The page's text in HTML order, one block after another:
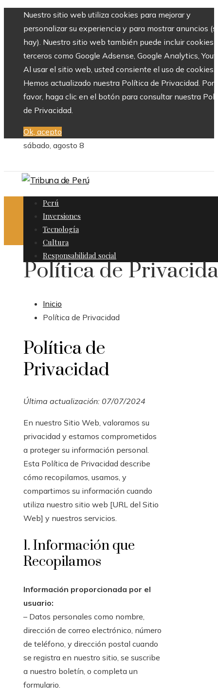
Nuestro sitio web utiliza cookies para mejorar y
personalizar su experiencia y para mostrar anuncios
hay). Nuestro sitio web también puede incluir cookies
terceros como Google Adsense, Google Analytics,
Al usar el sitio web, usted consiente el uso de cookies.
Hemos actualizado nuestra Política de Privacidad. Por
favor, haga clic en el botón para consultar nuestra
de Privacidad.
Ok, acepto
sábado, agosto 8
Perú
Inversiones
Tecnología
Cultura
Responsabilidad social
Política de
Inicio
Política de Privacidad
Política de
Privacidad
Última actualización: 07/07/2024
En nuestro Sitio Web, valoramos su
privacidad y estamos comprometidos
a proteger su información personal.
Esta Política de Privacidad describe
cómo recopilamos, usamos, y
compartimos su información cuando
utiliza nuestro sitio web [URL del Sitio
Web] y nuestros servicios.
1. Información que
Recopilamos
Información proporcionada por el
usuario:
– Datos personales como nombre,
dirección de correo electrónico, número
de teléfono, y dirección postal cuando
se registra en nuestro sitio, se suscribe
a nuestro boletín, o completa un
formulario.